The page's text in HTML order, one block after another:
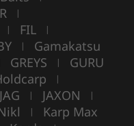
|
| FIL |
| Gamakatsu
GREYS | GURU
|
JAG | JAXON |
| Karp Max